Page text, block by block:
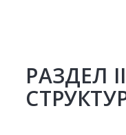
РАЗДЕЛ II